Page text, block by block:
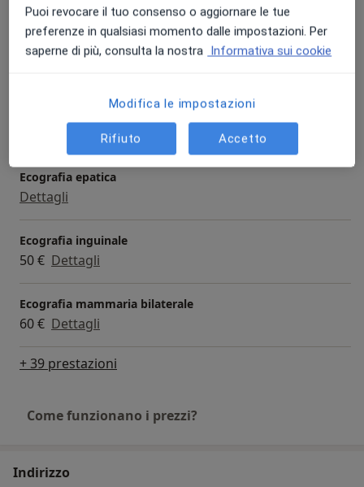
presso l'Asp di Trapani ed esercita attività libero
professionale in extramoenia.
Dal 2012 è socio SIRM (società italiana di Radiologia) e
Prestazioni e prezzi
Ecografia
Ecografia epatica
Dettagli
Ecografia inguinale
50 € Dettagli
Ecografia mammaria bilaterale
60 € Dettagli
+ 39 prestazioni
Come funzionano i prezzi?
Indirizzo
Puoi revocare il tuo consenso o aggiornare le tue
preferenze in qualsiasi momento dalle impostazioni. Per
saperne di più, consulta la nostra Informativa sui cookie
Modifica le impostazioni
Rifiuto Accetto